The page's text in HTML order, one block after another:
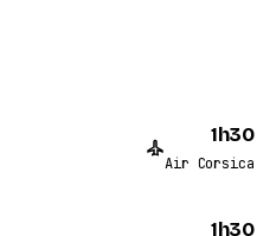
1h30
Air Corsica
1h30